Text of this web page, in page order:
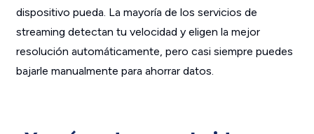
dispositivo pueda. La mayoría de los servicios de
streaming detectan tu velocidad y eligen la mejor
resolución automáticamente, pero casi siempre puedes
bajarle manualmente para ahorrar datos.